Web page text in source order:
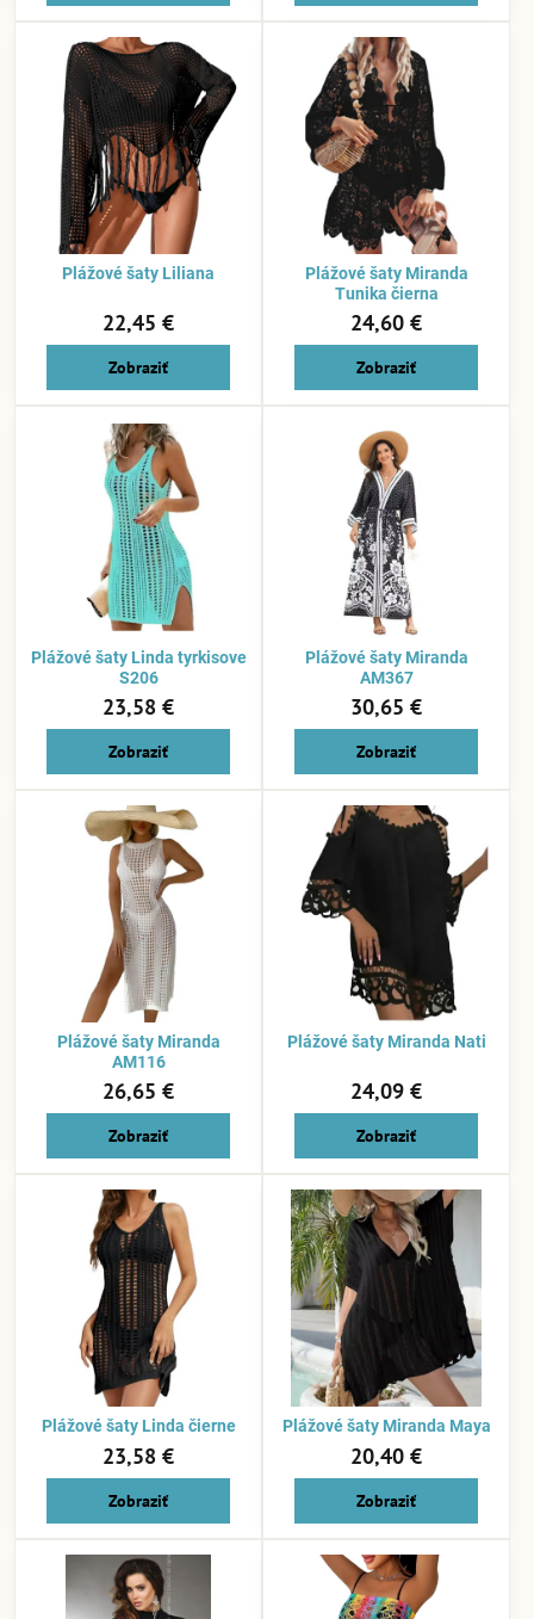
Plážové šaty Liliana
22,45 €
Zobraziť
Plážové šaty Miranda
Tunika čierna
24,60 €
Zobraziť
Plážové šaty Linda tyrkisove
S206
23,58 €
Zobraziť
Plážové šaty Miranda
AM367
30,65 €
Zobraziť
Plážové šaty Miranda
AM116
26,65 €
Zobraziť
Plážové šaty Miranda Nati
24,09 €
Zobraziť
Plážové šaty Linda čierne
23,58 €
Zobraziť
Plážové šaty Miranda Maya
20,40 €
Zobraziť